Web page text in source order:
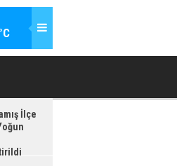
ANTRENMANLARI SÜRÜYOR
İlçe